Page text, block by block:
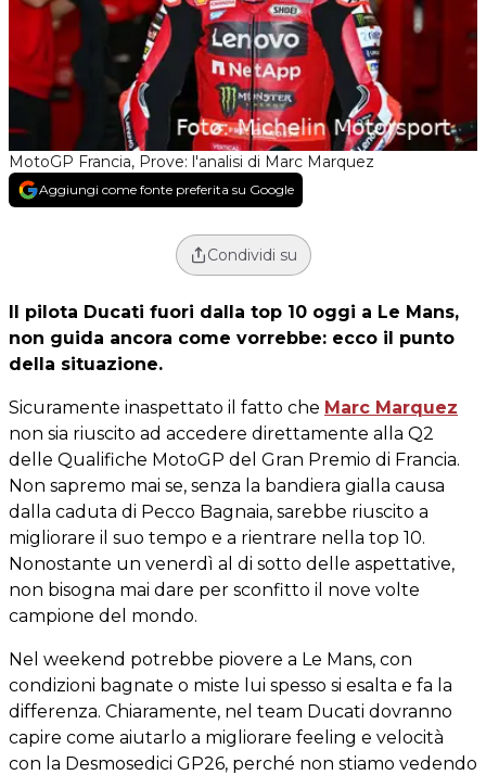
MotoGP Francia, Prove: l'analisi di Marc Marquez
Aggiungi come fonte preferita su Google
Condividi su
Il pilota Ducati fuori dalla top 10 oggi a Le Mans,
non guida ancora come vorrebbe: ecco il punto
della situazione.
Sicuramente inaspettato il fatto che Marc Marquez
non sia riuscito ad accedere direttamente alla Q2
delle Qualifiche MotoGP del Gran Premio di Francia.
Non sapremo mai se, senza la bandiera gialla causa
dalla caduta di Pecco Bagnaia, sarebbe riuscito a
migliorare il suo tempo e a rientrare nella top 10.
Nonostante un venerdì al di sotto delle aspettative,
non bisogna mai dare per sconfitto il nove volte
campione del mondo.
Nel weekend potrebbe piovere a Le Mans, con
condizioni bagnate o miste lui spesso si esalta e fa la
differenza. Chiaramente, nel team Ducati dovranno
capire come aiutarlo a migliorare feeling e velocità
con la Desmosedici GP26, perché non stiamo vedendo